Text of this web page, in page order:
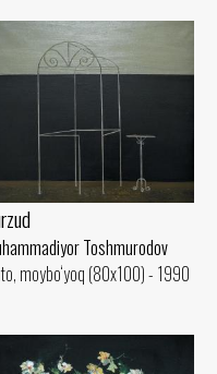
Toshmurodov
moybo‘yoq (80x100) - 1990